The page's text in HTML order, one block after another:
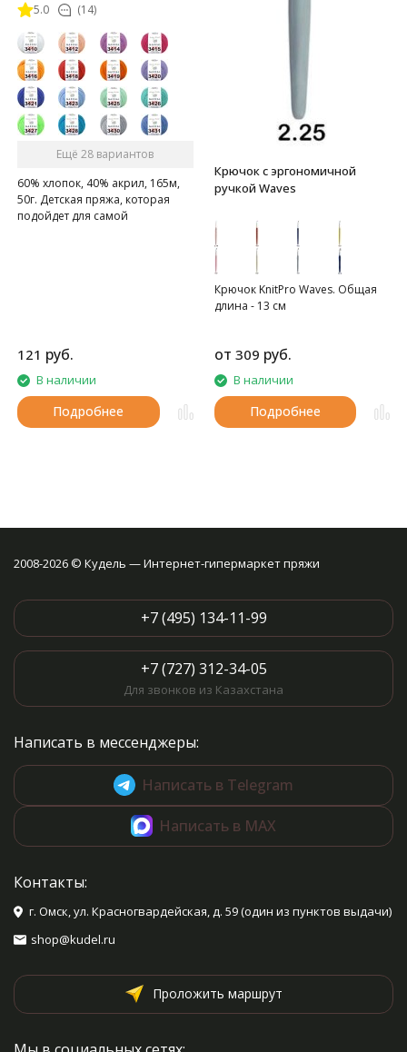
5.0 (14)
Ещё 28 вариантов
60% хлопок, 40% акрил, 165м,
50г. Детская пряжа, которая
подойдет для самой
121 руб.
В наличии
Подробнее
Крючок с эргономичной
ручкой Waves
Крючок KnitPro Waves. Общая
длина - 13 см
от 309 руб.
В наличии
Подробнее
2008-2026 © Кудель — Интернет-гипермаркет пряжи
+7 (495) 134-11-99
+7 (727) 312-34-05
Для звонков из Казахстана
Написать в мессенджеры:
Написать в Telegram
Написать в MAX
Контакты:
г. Омск, ул. Красногвардейская, д. 59 (один из пунктов выдачи)
shop@kudel.ru
Проложить маршрут